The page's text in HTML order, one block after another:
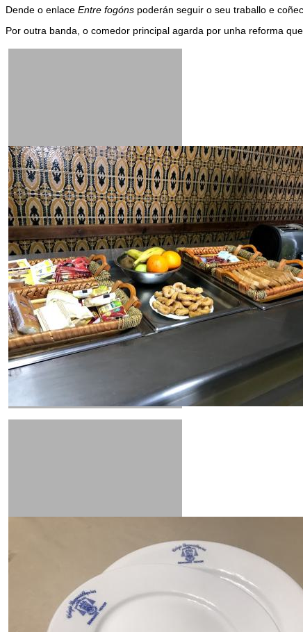
Dende o enlace Entre fogóns poderán seguir o seu traballo e
Por outra banda, o comedor principal agarda por unha reforma